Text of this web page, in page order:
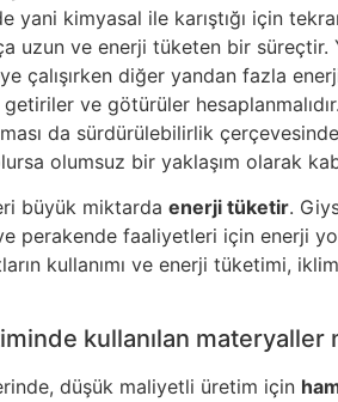
yani kimyasal ile karıştığı için
uzun ve enerji tüketen bir süreçtir.
çalışırken diğer yandan fazla
ve götürüler
da sürdürülebilirlik çerçevesinde
olumsuz bir yaklaşım olarak
büyük miktarda enerji tüketir.
perakende faaliyetleri için enerji
kullanımı ve enerji tüketimi,
kullanılan materyaller
düşük maliyetli üretim için